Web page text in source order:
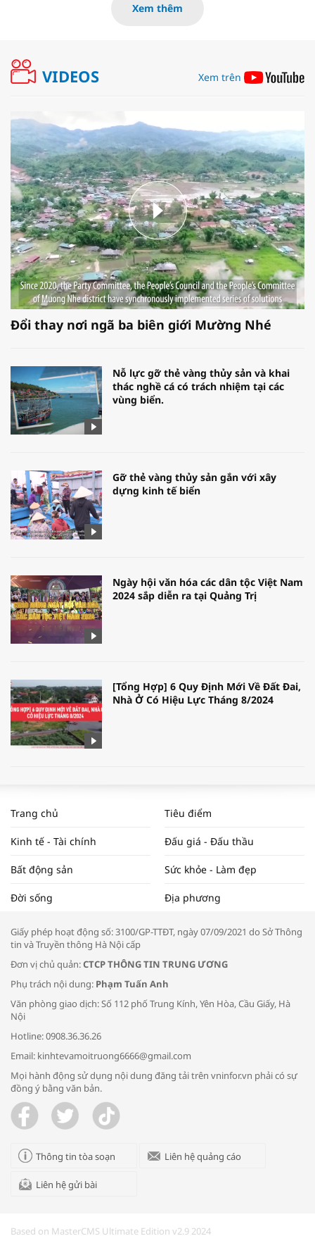
Xem thêm
VIDEOS Xem trên
Đổi thay nơi ngã ba biên giới Mường Nhé
Nỗ lực gỡ thẻ vàng thủy sản và khai
thác nghề cá có trách nhiệm tại các
vùng biển.
Gỡ thẻ vàng thủy sản gắn với xây
dựng kinh tế biển
Ngày hội văn hóa các dân tộc Việt Nam
2024 sắp diễn ra tại Quảng Trị
[Tổng Hợp] 6 Quy Định Mới Về Đất Đai,
Nhà Ở Có Hiệu Lực Tháng 8/2024
NAM NĂM 2024 VÀ NĂM 2025 | NHỊP
ĐẬP THỊ TRƯỜNG #62
Tọa đàm “Xúc tiến thương mại: Khơi
Bác sĩ tư vấn cách phòng tránh bệnh
đường hô hấp trong thời tiết giao mùa
Trao yêu thương cho em
Trang chủ Tiêu điểm
Kinh tế - Tài chính Đấu giá - Đấu thầu
Bất động sản Sức khỏe - Làm đẹp
Đời sống Địa phương
Giấy phép hoạt động số: 3100/GP-TTĐT, ngày 07/09/2021 do Sở Thông
tin và Truyền thông Hà Nội cấp
Đơn vị chủ quản:CTCP THÔNG TIN TRUNG ƯƠNG
Phụ trách nội dung: Phạm Tuấn Anh
Văn phòng giao dịch: Số 112 phố Trung Kính, Yên Hòa, Cầu Giấy, Hà
Nội
Hotline: 0908.36.36.26
Email: kinhtevamoitruong6666@gmail.com
Mọi hành động sử dụng nội dung đăng tải trên vninfor.vn phải có sự
đồng ý bằng văn bản.
Thông tin tòa soạn Liên hệ quảng cáo
Liên hệ gửi bài
Based on MasterCMS Ultimate Edition v2.9 2024